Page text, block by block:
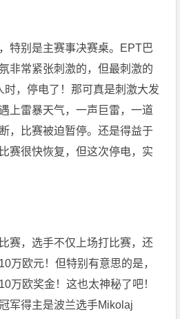
特别是主赛事决赛桌。EPT巴
非常紧张刺激的，但最刺激的
时，停电了！那可真是刺激大发
上雷暴天气，一声巨雷，一道
，比赛被迫暂停。还是得益于
赛很快恢复，但这次停电，实
赛，选手不仅上场打比赛，还
万欧元！但特别有意思的是，
万欧奖金！这也太神秘了吧！
军得主是波兰选手Mikolaj